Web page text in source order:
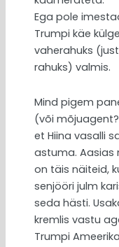
Ega pole
Trumpi käe
vaherahuks
rahuks) valmis.
Mind pigem
(või
et Hiina vasalli
astuma. Aasias
on täis näiteid,
senjööri julm
seda hästi.
kremlis vastu
Trumpi